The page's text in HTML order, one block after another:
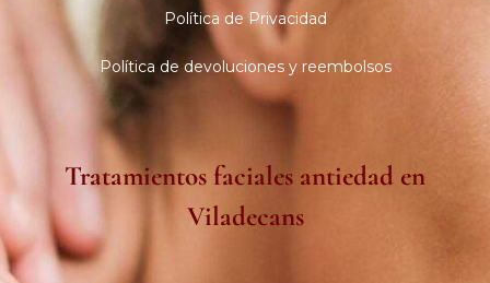
Política de Privacidad
Política de devoluciones y reembolsos
Tratamientos faciales antiedad en
Viladecans